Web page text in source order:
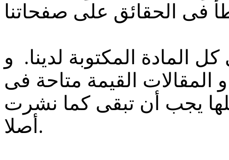
المادة المكتوبة لدينا. و
المقالات القيمة متاحة فى
يجب أن تبقى كما نشرت
أصلا.